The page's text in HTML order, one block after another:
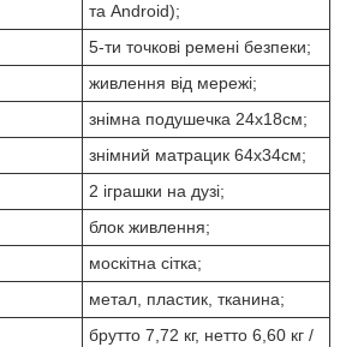
та Android);
5-ти точкові ремені безпеки;
живлення від мережі;
знімна подушечка 24х18см;
знімний матрацик 64х34см;
2 іграшки на дузі;
блок живлення;
москітна сітка;
метал, пластик, тканина;
брутто 7,72 кг, нетто 6,60 кг /